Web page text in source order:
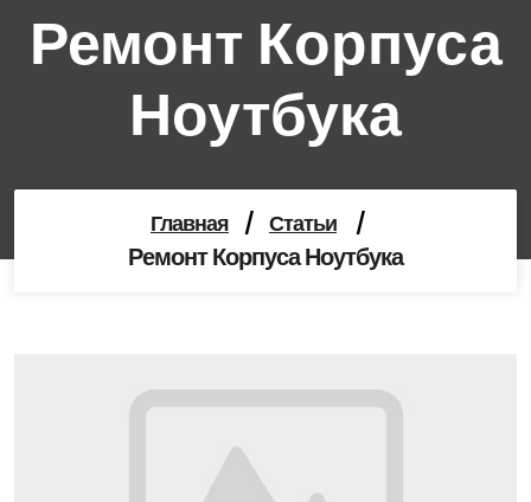
Ремонт Корпуса
Ноутбука
Главная / Статьи /
Ремонт Корпуса Ноутбука